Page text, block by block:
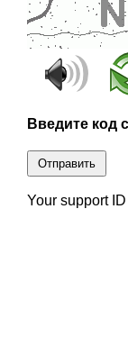
Введите код
Отправить
Your support